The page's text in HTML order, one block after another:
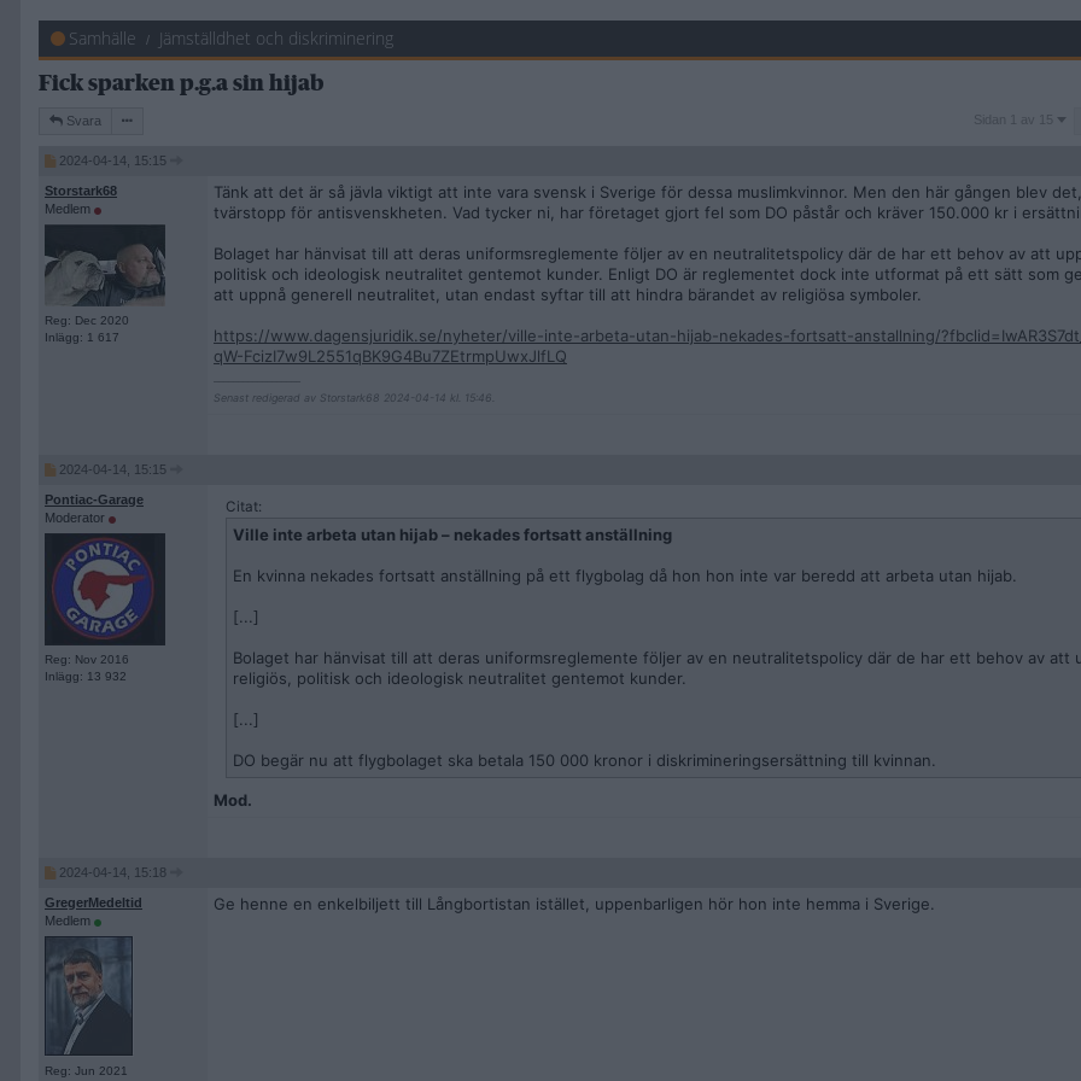
Samhälle Jämställdhet och diskriminering
Fick sparken p.g.a sin hijab
Svara
Sidan
Sidan 1 av 15
2024-04-14, 15:15
Storstark68
Medlem
Reg: Dec 2020
Inlägg: 1 617
Tänk att det är så jävla viktigt att inte vara svensk i Sverige för dessa muslimkvinnor. Men den här gången blev
tvärstopp för antisvenskheten. Vad tycker ni, har företaget gjort fel som DO påstår och kräver 150.000 kr i
Bolaget har hänvisat till att deras uniformsreglemente följer av en neutralitetspolicy där de har ett behov av att
politisk och ideologisk neutralitet gentemot kunder. Enligt DO är reglementet dock inte utformat på ett sätt som
att uppnå generell neutralitet, utan endast syftar till att hindra bärandet av religiösa symboler.
https://www.dagensjuridik.se/nyheter/ville-inte-arbeta-utan-hijab-nekades-fortsatt-anstallning/
qW-FcizI7w9L2551qBK9G4Bu7ZEtrmpUwxJlfLQ
Senast redigerad av Storstark68 2024-04-14 kl. 15:46.
2024-04-14, 15:15
Pontiac-Garage
Moderator
Reg: Nov 2016
Inlägg: 13 932
Citat:
Ville inte arbeta utan hijab – nekades fortsatt anställning
En kvinna nekades fortsatt anställning på ett flygbolag då hon hon inte var beredd att arbeta utan hijab.
[...]
Bolaget har hänvisat till att deras uniformsreglemente följer av en neutralitetspolicy där de har ett behov av att
religiös, politisk och ideologisk neutralitet gentemot kunder.
[...]
DO begär nu att flygbolaget ska betala 150 000 kronor i diskrimineringsersättning till kvinnan.
Mod.
2024-04-14, 15:18
GregerMedeltid
Medlem
Reg: Jun 2021
Ge henne en enkelbiljett till Långbortistan istället, uppenbarligen hör hon inte hemma i Sverige.